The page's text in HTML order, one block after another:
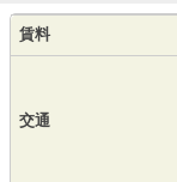
賃料
交通